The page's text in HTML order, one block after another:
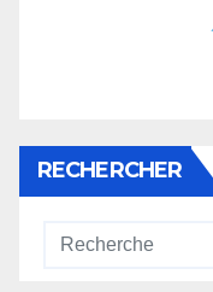
RECHERCHER